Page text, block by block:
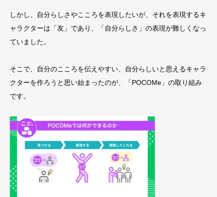
しかし、自分らしさやこころを表現したいが、それを表現するキ
ャラクターは「友」であり、「自分らしさ」の表現が難しくなっ
ていました。
そこで、自分のこころを伝えやすい、自分らしいと思えるキャラ
クターを作ろうと思い始まったのが、「POCOMe」の取り組み
です。